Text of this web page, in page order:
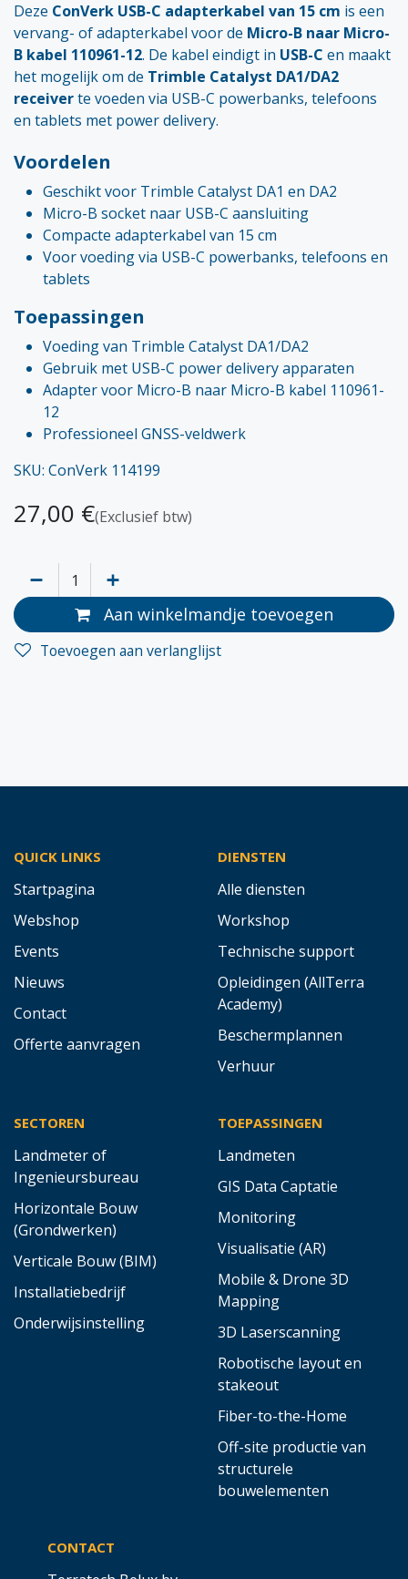
Deze ConVerk USB-C adapterkabel van 15 cm is een
vervang- of adapterkabel voor de Micro-B naar Micro-
B kabel 110961-12. De kabel eindigt in USB-C en maakt
het mogelijk om de Trimble Catalyst DA1/DA2
receiverte voeden via USB-C powerbanks, telefoons
en tablets met power delivery.
Voordelen
Geschikt voor Trimble Catalyst DA1 en DA2
Micro-B socket naar USB-C aansluiting
Compacte adapterkabel van 15 cm
Voor voeding via USB-C powerbanks, telefoons en
tablets
Toepassingen
Voeding van Trimble Catalyst DA1/DA2
Gebruik met USB-C power delivery apparaten
Adapter voor Micro-B naar Micro-B kabel 110961-
12
Professioneel GNSS-veldwerk
SKU: ConVerk 114199
27,00 €(Exclusief btw)
Aan winkelmandje toevoegen
Toevoegen aan verlanglijst
QUICK LINKS
Startpagina
Webshop
Events
Nieuws
Contact
Offerte aanvragen
DIENSTEN
Alle diensten
Workshop
Technische support
Opleidingen (AllTerra
Academy)
Beschermplannen
Verhuur
SECTOREN
Landmeter of
Ingenieursbureau
Horizontale Bouw
(Grondwerken)
Verticale Bouw (BIM)
Installatiebedrijf
Onderwijsinstelling
TOEPASSINGEN
Landmeten
GIS Data Captatie
Monitoring
Visualisatie (AR)
Mobile & Drone 3D
Mapping
3D Laserscanning
Robotische layout en
stakeout
Fiber-to-the-Home
Off-site productie van
structurele
bouwelementen
CONTACT